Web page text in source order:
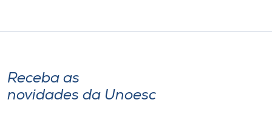
Receba as
novidades da Unoesc